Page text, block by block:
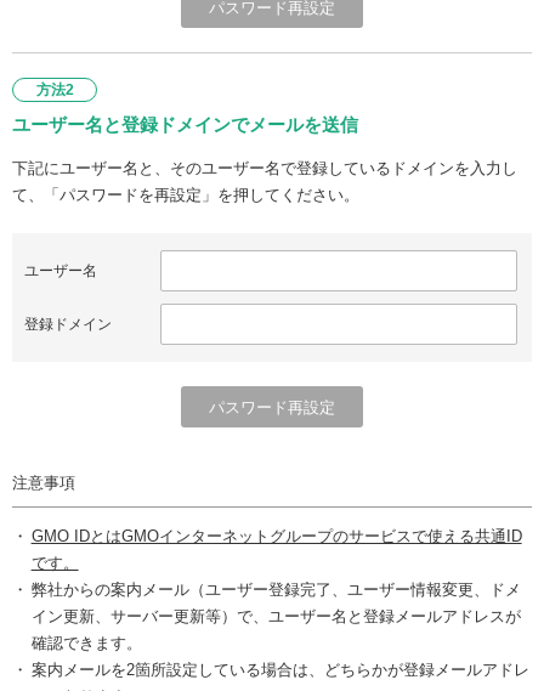
方法2
ユーザー名と登録ドメインでメールを送信
下記にユーザー名と、そのユーザー名で登録しているドメインを入力し
て、「パスワードを再設定」を押してください。
ユーザー名
登録ドメイン
注意事項
GMO IDとはGMOインターネットグループのサービスで使える共通ID
です。
弊社からの案内メール（ユーザー登録完了、ユーザー情報変更、ドメ
イン更新、サーバー更新等）で、ユーザー名と登録メールアドレスが
確認できます。
案内メールを2箇所設定している場合は、どちらかが登録メールアドレ